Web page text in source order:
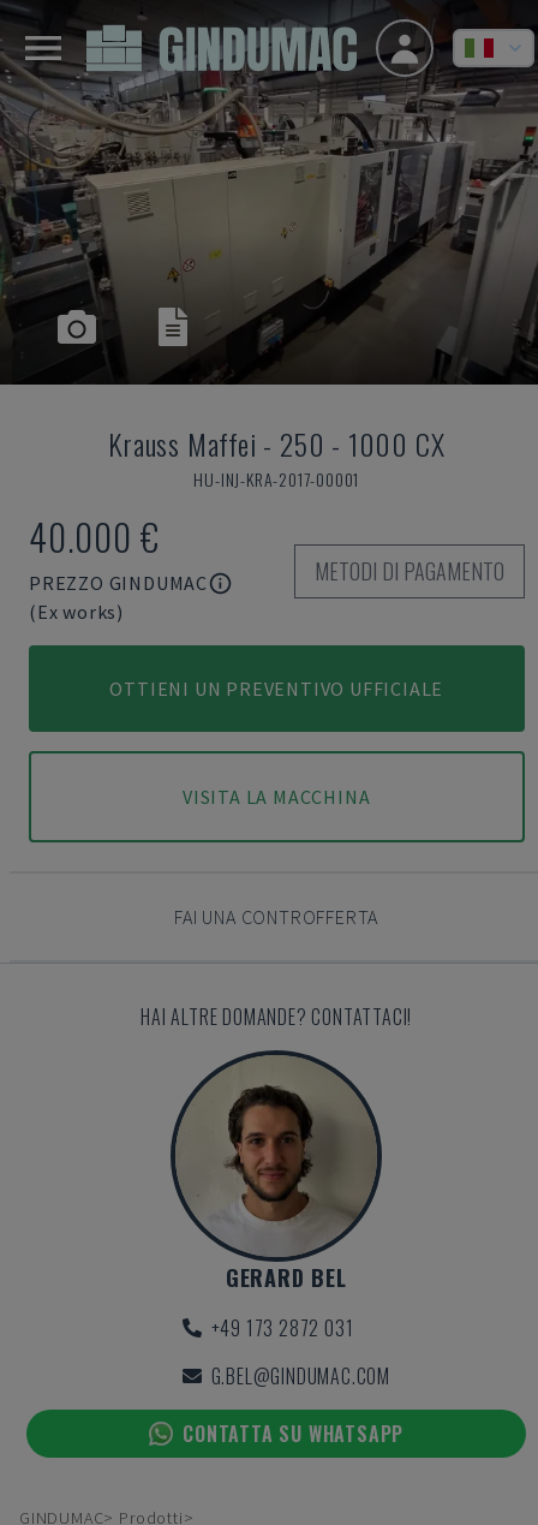
Krauss Maffei - 250 - 1000 CX
HU-INJ-KRA-2017-00001
40.000 €
PREZZO GINDUMAC
(Ex works)
METODI DI PAGAMENTO
OTTIENI UN PREVENTIVO UFFICIALE
VISITA LA MACCHINA
FAI UNA CONTROFFERTA
HAI ALTRE DOMANDE? CONTATTACI!
GERARD BEL
+49 173 2872 031
G.BEL@GINDUMAC.COM
CONTATTA SU WHATSAPP
GINDUMAC
Prodotti